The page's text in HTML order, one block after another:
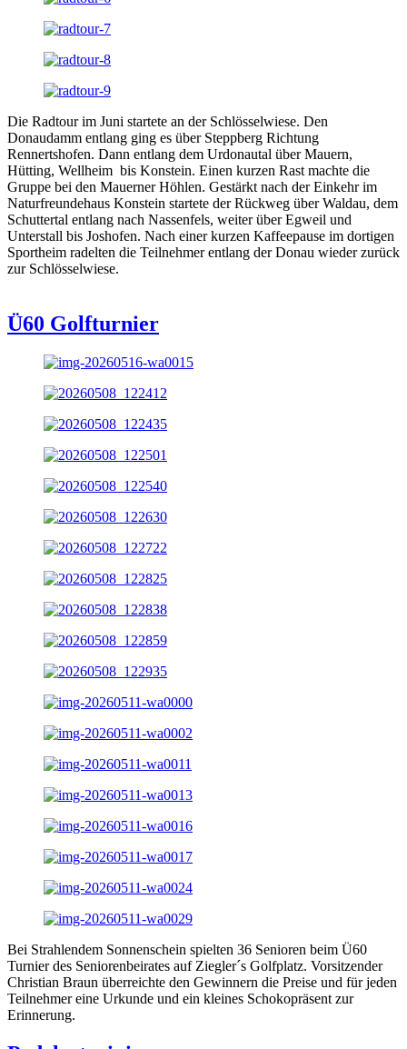
Die Radtour im Juni startete an der Schlösselwiese. Den
Donaudamm entlang ging es über Steppberg Richtung
Rennertshofen. Dann entlang dem Urdonautal über Mauern,
Hütting, Wellheim bis Konstein. Einen kurzen Rast machte die
Gruppe bei den Mauerner Höhlen. Gestärkt nach der Einkehr im
Naturfreundehaus Konstein startete der Rückweg über Waldau, dem
Schuttertal entlang nach Nassenfels, weiter über Egweil und
Unterstall bis Joshofen. Nach einer kurzen Kaffeepause im dortigen
Sportheim radelten die Teilnehmer entlang der Donau wieder zurück
zur Schlösselwiese.
Ü60 Golfturnier
Bei Strahlendem Sonnenschein spielten 36 Senioren beim Ü60
Turnier des Seniorenbeirates auf Ziegler´s Golfplatz. Vorsitzender
Christian Braun überreichte den Gewinnern die Preise und für jeden
Teilnehmer eine Urkunde und ein kleines Schokopräsent zur
Erinnerung.